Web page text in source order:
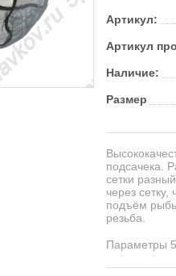
Артикул:
Артикул
Наличие:
Размер
подсачека.
сетки
через
подъём
резьба.
Параметры